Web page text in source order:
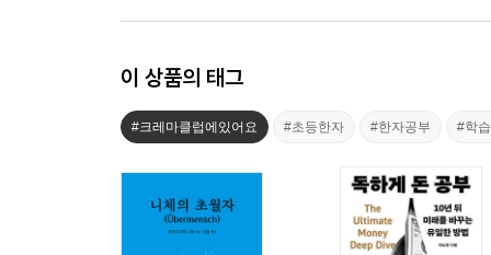
이 상품의 태그
#크레마클럽에있어요 #초등한자 #한자공부 #학